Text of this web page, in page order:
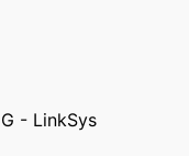
- LinkSys